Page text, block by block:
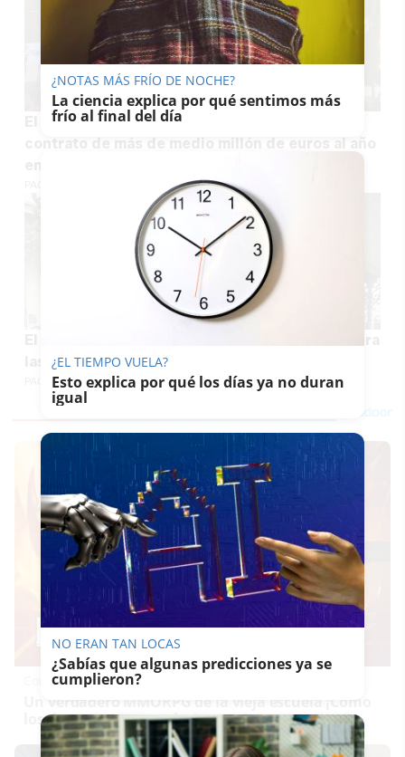
El Ayuntamiento de Jerez saca a concurso un
contrato de más de medio millón de euros al año
las marquesinas de forja de Esteve
PACO SÁNCHEZ MÚGICA
Corepunk MMORPG
los de antes, pero mejor!
¿NOTAS MÁS FRÍO DE NOCHE?
La ciencia explica por qué sentimos más
frío al final del día
¿EL TIEMPO VUELA?
Esto explica por qué los días ya no duran
igual
NO ERAN TAN LOCAS
¿Sabías que algunas predicciones ya se
cumplieron?